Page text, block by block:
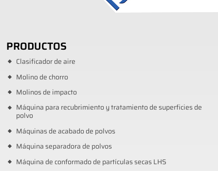
PRODUCTOS
Clasificador de aire
Molino de chorro
Molinos de impacto
Máquina para recubrimiento y tratamiento de superficies de
polvo
Máquinas de acabado de polvos
Máquina separadora de polvos
Máquina de conformado de partículas secas LHS